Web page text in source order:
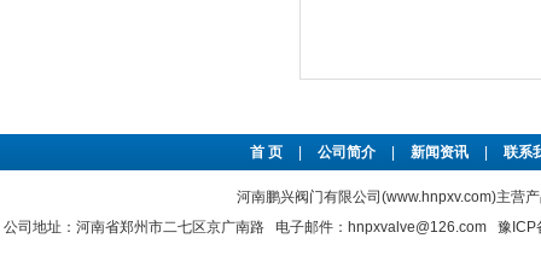
首 页 公司简介 新闻资讯 联系
河南鹏兴阀门有限公司(www.hnpxv.com)主营
公司地址：河南省郑州市二七区京广南路 电子邮件：hnpxvalve@126.com 豫ICP